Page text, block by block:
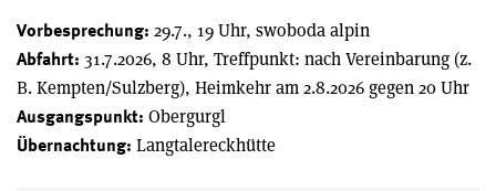
Vorbesprechung: 29.7., 19 Uhr, swoboda alpin
Abfahrt: 31.7.2026, 8 Uhr, Treffpunkt: nach Vereinbarung (z.
B. Kempten/Sulzberg), Heimkehr am 2.8.2026 gegen 20 Uhr
Ausgangspunkt: Obergurgl
Übernachtung: Langtalereckhütte